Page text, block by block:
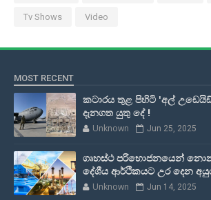
Tv Shows Video
MOST RECENT
කටාරය තුළ පිහිටි 'අල්
දැනගත යුතු දේ !
Unknown Jun 25, 2025
ගෘහස්ථ පරිභොජනයෙන්
දේශීය ආර්ථිකයට උර දෙන
Unknown Jun 14, 2025